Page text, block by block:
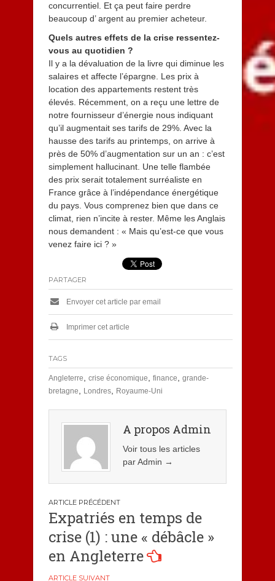
concurrentiel. Et ça peut faire perdre
beaucoup d’ argent au premier acheteur.
Quels autres effets de la crise ressentez-
vous au quotidien ?
Il y a la dévaluation de la livre qui diminue les
salaires et affecte l’épargne. Les prix à
location des appartements restent très
élevés. Récemment, on a reçu une lettre de
notre fournisseur d’énergie nous indiquant
qu’il augmentait ses tarifs de 29%. Avec la
hausse des tarifs au printemps, on arrive à
près de 50% d’augmentation sur un an : c’est
simplement hallucinant. Une telle flambée
des prix serait totalement surréaliste en
France grâce à l’indépendance énergétique
du pays. Vous comprenez bien que dans ce
climat, rien n’incite à rester. Même les Anglais
nous demandent : « Mais qu’est-ce que vous
venez faire ici ? »
PARTAGER
Envoyer cet article par email
Imprimer cet article
TAGS
Angleterre crise économique finance
grande-
bretagne
Londres, Royaume-Uni
A propos Admin
Voir tous les articles
par Admin →
Navigation
de
l’article
Expatriés en temps de
crise (1) : une « débâcle »
en Angleterre